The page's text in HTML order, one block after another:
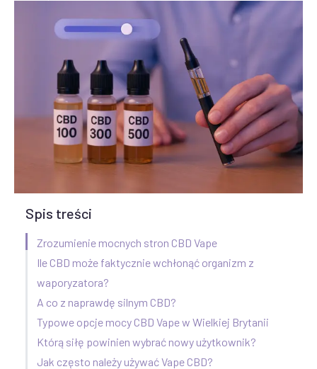
Spis treści
Zrozumienie mocnych stron CBD Vape
Ile CBD może faktycznie wchłonąć organizm z
waporyzatora?
A co z naprawdę silnym CBD?
Typowe opcje mocy CBD Vape w Wielkiej Brytanii
Którą siłę powinien wybrać nowy użytkownik?
Jak często należy używać Vape CBD?